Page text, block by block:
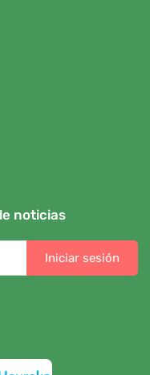
noticias
Iniciar sesión